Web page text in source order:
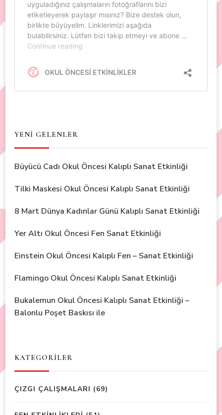
YENİ GELENLER
Büyücü Cadı Okul Öncesi Kalıplı Sanat Etkinliği
Tilki Maskesi Okul Öncesi Kalıplı Sanat Etkinliği
8 Mart Dünya Kadınlar Günü Kalıplı Sanat Etkinliği
Yer Altı Okul Öncesi Fen Sanat Etkinliği
Einstein Okul Öncesi Kalıplı Fen – Sanat Etkinliği
Flamingo Okul Öncesi Kalıplı Sanat Etkinliği
Bukalemun Okul Öncesi Kalıplı Sanat Etkinliği –
Balonlu Poşet Baskısı ile
KATEGORİLER
ÇIZGI ÇALIŞMALARI (69)